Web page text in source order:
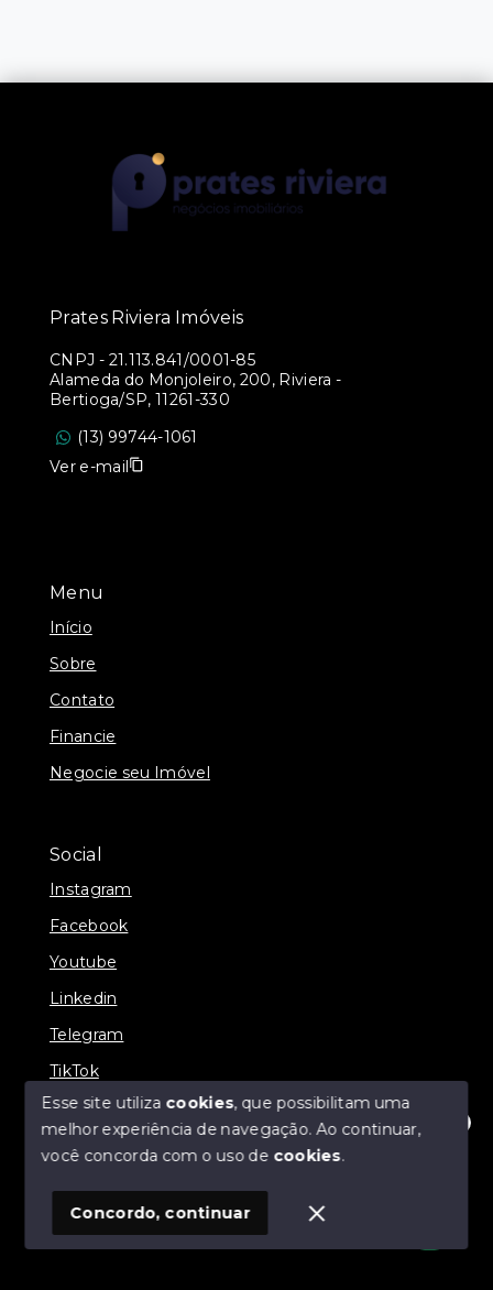
Olá! Estamos disponíveis para te ajudar.
Menu
Início
Sobre
Contato
Financie
Negocie seu Imóvel
Social
Instagram
Facebook
Youtube
Linkedin
Telegram
TikTok
© Copyright 2026 - Prates Riviera Imóveis - Todos os
SITE PARA IMOBILIARIA
Prates Riviera Imóveis
CNPJ - 21.113.841/0001-85
Alameda do Monjoleiro, 200, Riviera -
Bertioga/SP, 11261-330
(13) 99744-1061
Ver e-mail
Esse site utiliza cookies, que possibilitam uma
melhor experiência de navegação.Ao continuar,
você concorda com o uso de cookies.
Concordo, continuar